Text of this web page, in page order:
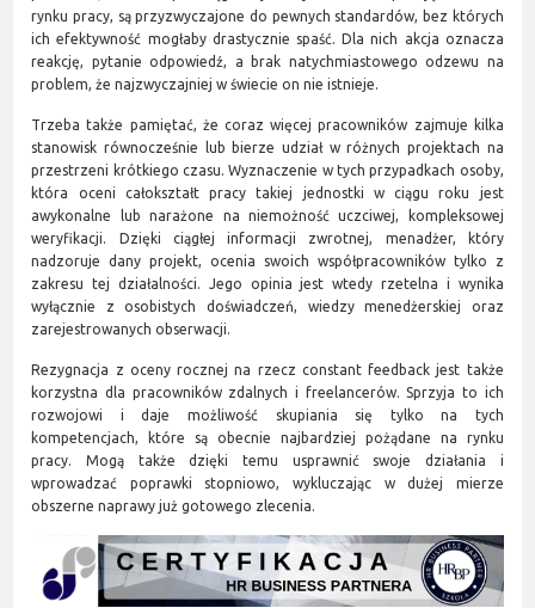
rynku pracy, są przyzwyczajone do pewnych standardów, bez których
ich efektywność mogłaby drastycznie spaść. Dla nich akcja oznacza
reakcję, pytanie odpowiedź, a brak natychmiastowego odzewu na
problem, że najzwyczajniej w świecie on nie istnieje.
Trzeba także pamiętać, że coraz więcej pracowników zajmuje kilka
stanowisk równocześnie lub bierze udział w różnych projektach na
przestrzeni krótkiego czasu. Wyznaczenie w tych przypadkach osoby,
która oceni całokształt pracy takiej jednostki w ciągu roku jest
awykonalne lub narażone na niemożność uczciwej, kompleksowej
weryfikacji. Dzięki ciągłej informacji zwrotnej, menadżer, który
nadzoruje dany projekt, ocenia swoich współpracowników tylko z
zakresu tej działalności. Jego opinia jest wtedy rzetelna i wynika
wyłącznie z osobistych doświadczeń, wiedzy menedżerskiej oraz
zarejestrowanych obserwacji.
Rezygnacja z oceny rocznej na rzecz constant feedback jest także
korzystna dla pracowników zdalnych i freelancerów. Sprzyja to ich
rozwojowi i daje możliwość skupiania się tylko na tych
kompetencjach, które są obecnie najbardziej pożądane na rynku
pracy. Mogą także dzięki temu usprawnić swoje działania i
wprowadzać poprawki stopniowo, wykluczając w dużej mierze
obszerne naprawy już gotowego zlecenia.